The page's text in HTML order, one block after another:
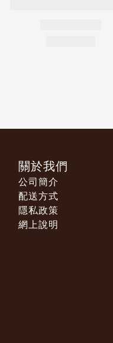
關於我們
公司簡介
配送方式
隱私政策
網上說明